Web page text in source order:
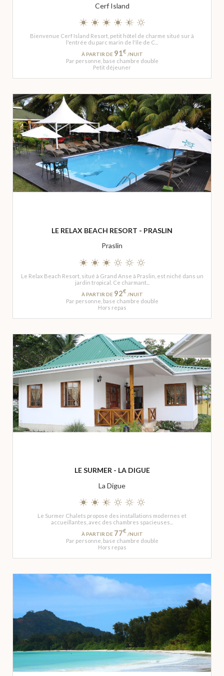
Cerf Island
Bienvenue Cerf Island Resort, petit hôtel de charme situé sur à
l'entrée du parc marin de l'île de C...
À PARTIR DE 91€ /NUIT
Par personne, base chambre double
Petit déjeuner
LE RELAX BEACH RESORT - PRASLIN
Praslin
Le Relax Beach Resort, situé à Grand Anse à Praslin, est niché dans un
jardin tropical. Ce charmant...
À PARTIR DE 92€ /NUIT
Par personne, base chambre double
Hors repas
LE SURMER - LA DIGUE
La Digue
Le Surmer Chalets propose des installations modernes et
accueillantes, avec des chambres spacieuses...
À PARTIR DE 77€ /NUIT
Par personne, base chambre double
Hors repas